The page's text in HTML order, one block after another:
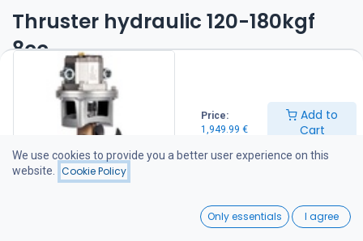
Price:
1,949.99 €
Add to
Cart
Wishlist
Thruster hydraulic 120-180kgf
8cc
Tehokas ja hiljainen 7-lapainen keulapotkuri Hollannista. Työntö
120-180 kgf.
Huoltovapaa erikoismuovipotkuri joka on suunniteltu antamaan
Luotettava hydraulinen hammaspyörämoottori ja korkealaatuiset
Rajoittamaton käyttöaika. Helppo suojasinkin vaihto.
We use cookies to provide you a better user experience on this
website.
Cookie Policy
Only essentials I agree